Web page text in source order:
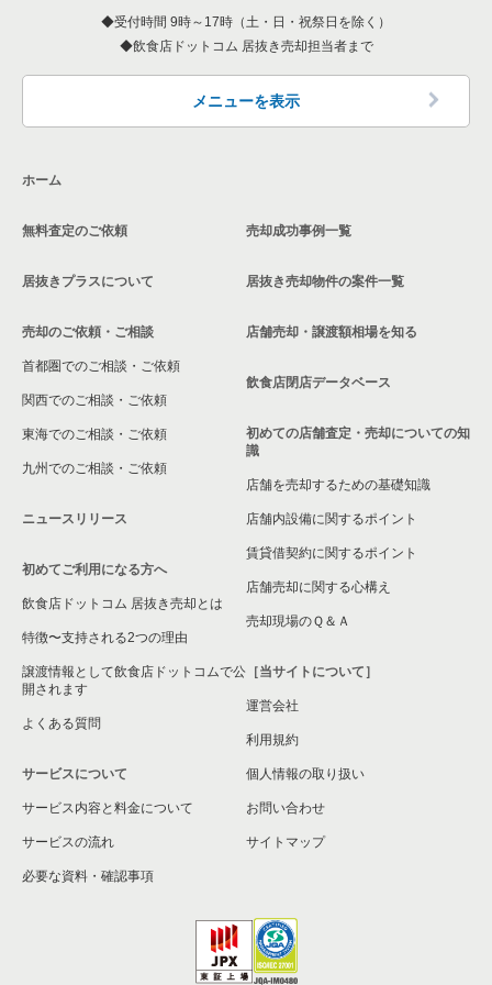
京都府のテイクアウトの居抜き売却物件の案件一覧
京都府のお弁当・惣菜・デリの居抜き売却物件の案件一覧
京都府のその他の居抜き売却物件の案件一覧
京都市下京区のその他の居抜き売却物件の案件一覧
受付時間 9時～17時（土・日・祝祭日を除く）
飲食店ドットコム 居抜き売却担当者まで
メニューを表示
ホーム
無料査定のご依頼
居抜きプラスについて
売却のご依頼・ご相談
首都圏でのご相談・ご依頼
関西でのご相談・ご依頼
東海でのご相談・ご依頼
九州でのご相談・ご依頼
ニュースリリース
初めてご利用になる方へ
飲食店ドットコム 居抜き売却とは
特徴〜支持される2つの理由
譲渡情報として飲食店ドットコムで公
開されます
よくある質問
サービスについて
サービス内容と料金について
サービスの流れ
必要な資料・確認事項
売却成功事例一覧
居抜き売却物件の案件一覧
店舗売却・譲渡額相場を知る
飲食店閉店データベース
初めての店舗査定・売却についての知
識
店舗を売却するための基礎知識
店舗内設備に関するポイント
賃貸借契約に関するポイント
店舗売却に関する心構え
売却現場のＱ＆Ａ
［当サイトについて］
運営会社
利用規約
個人情報の取り扱い
お問い合わせ
サイトマップ